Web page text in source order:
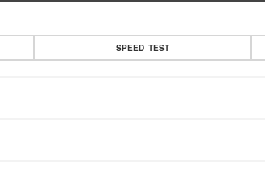
SPEED TEST